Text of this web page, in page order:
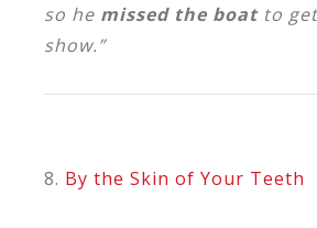
so he missed the boatto
show.”
8. By the Skin of Your Teeth